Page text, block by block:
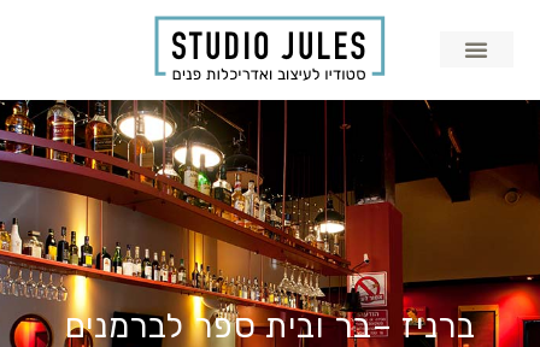
ברניז –בר ובית ספר לברמנים